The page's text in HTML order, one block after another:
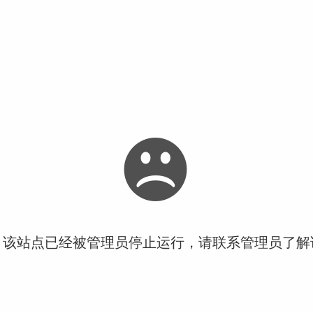
站点已经被管理员停止运行，请联系管理员了